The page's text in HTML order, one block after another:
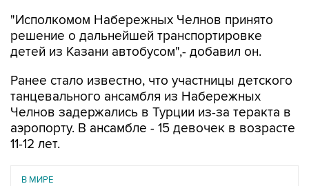
"Исполкомом Набережных Челнов принято
решение о дальнейшей транспортировке
детей из Казани автобусом",- добавил он.
Ранее стало известно, что участницы детского
танцевального ансамбля из Набережных
Челнов задержались в Турции из-за теракта в
аэропорту. В ансамбле - 15 девочек в возрасте
11-12 лет.
В МИРЕ